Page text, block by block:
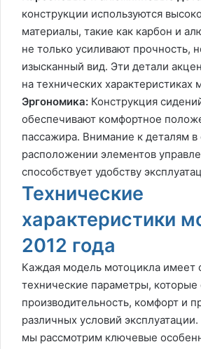
конструкции используются
материалы, такие как карбон и
не только усиливают прочность,
изысканный вид. Эти детали
на технических характеристиках
Эргономика: Конструкция
обеспечивают комфортное
пассажира. Внимание к деталям
расположении элементов
способствует удобству
Технические
характеристики
2012 года
Каждая модель мотоцикла имеет
технические параметры,
производительность, комфорт и
различных условий
мы рассмотрим ключевые